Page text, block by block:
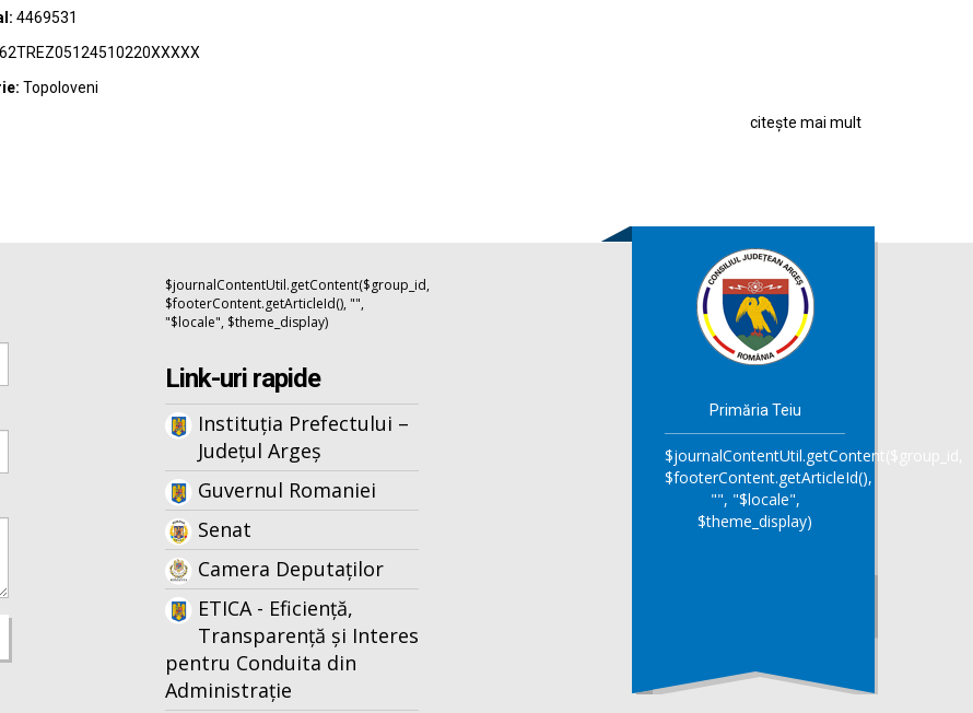
4469531
Topoloveni
citește mai mult
$journalContentUtil.getContent($group_id,
$footerContent.getArticleId(), "",
"$locale", $theme_display)
Link-uri rapide
Instituția Prefectului –
Județul Argeș
Guvernul Romaniei
Senat
Camera Deputaților
ETICA - Eficiență,
Transparență și Interes
pentru Conduita din
Administrație
Primăria Teiu
$journalContentUtil.getContent($group_id,
$footerContent.getArticleId(),
"", "$locale",
$theme_display)